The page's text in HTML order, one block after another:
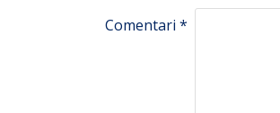
Comentari *